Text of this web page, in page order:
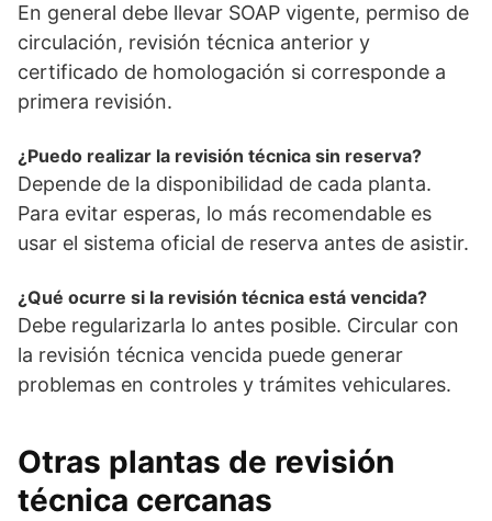
En general debe llevar SOAP vigente, permiso de
circulación, revisión técnica anterior y
certificado de homologación si corresponde a
primera revisión.
¿Puedo realizar la revisión técnica sin reserva?
Depende de la disponibilidad de cada planta.
Para evitar esperas, lo más recomendable es
usar el sistema oficial de reserva antes de asistir.
¿Qué ocurre si la revisión técnica está vencida?
Debe regularizarla lo antes posible. Circular con
la revisión técnica vencida puede generar
problemas en controles y trámites vehiculares.
Otras plantas de revisión
técnica cercanas